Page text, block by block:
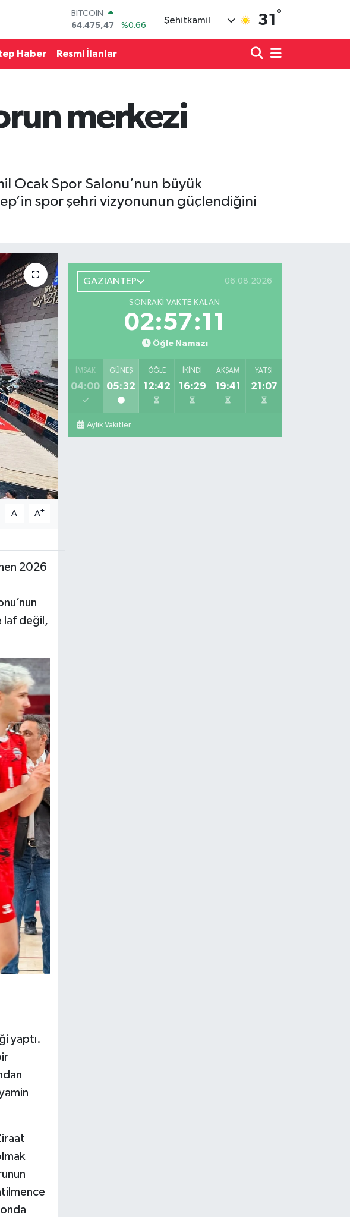
DOLAR
47,5986
%0.06
EURO
55,0700
BİST100
13.703
%0
Şehitkamil 31 °
Haber Resmi İlanlar
merkezi
Ocak Spor Salonu’nun büyük
spor şehri vizyonunun güçlendiğini
A- A+
2026
laf değil,
yaptı.
GAZİANTEP 06.08.2026
SONRAKI VAKTE KALAN
02:57:09
Öğle Namazı
İMSAK
04:00
GÜNEŞ
05:32
ÖĞLE
12:42
İKINDI
16:29
AKŞAM
19:41
YATSI
21:07
Aylık Vakitler